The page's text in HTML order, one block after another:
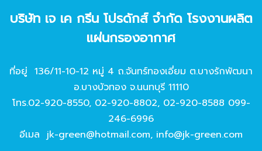
บริษัท เจ เค กรีน โปรดักส์ จํากัด โรงงานผลิต
แผ่นกรองอากาศ
ที่อยู่ 136/11-10-12 หมู่ 4 ถ.จันทร์ทองเอี่ยม ต.บางรักพัฒนา
อ.บางบัวทอง จ.นนทบุรี 11110
โทร.02-920-8550, 02-920-8802, 02-920-8588 099-
246-6996
อีเมล jk-green@hotmail.com, info@jk-green.com